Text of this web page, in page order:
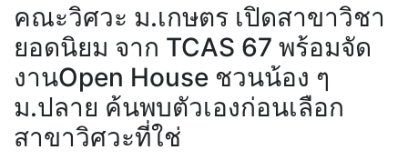
คณะวิศวะ ม.เกษตร เปิดสาขาวิชา
ยอดนิยม จาก TCAS 67 พร้อมจัด
งานOpen House ชวนน้อง ๆ
ม.ปลาย ค้นพบตัวเองก่อนเลือก
สาขาวิศวะที่ใช่